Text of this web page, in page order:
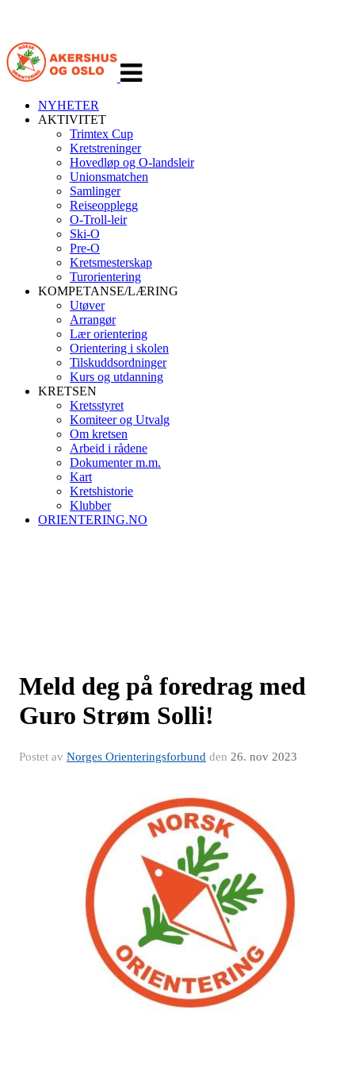
navigasjon
NYHETER
AKTIVITET
Trimtex Cup
Kretstreninger
Hovedløp og O-landsleir
Unionsmatchen
Samlinger
Reiseopplegg
O-Troll-leir
Ski-O
Pre-O
Kretsmesterskap
Turorientering
KOMPETANSE/LÆRING
Utøver
Arrangør
Lær orientering
Orientering i skolen
Tilskuddsordninger
Kurs og utdanning
KRETSEN
Kretsstyret
Komiteer og Utvalg
Om kretsen
Arbeid i rådene
Dokumenter m.m.
Kart
Kretshistorie
Klubber
ORIENTERING.NO
Meld deg på foredrag med
Guro Strøm Solli!
Postet av Norges Orienteringsforbund den 26. nov 2023